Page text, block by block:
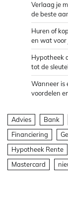
Verlaag je
de beste
Huren of
en wat
Hypotheek
tot de
Wanneer is
voordelen
Advies Bank
Financiering
Hypotheek Rente
Mastercard